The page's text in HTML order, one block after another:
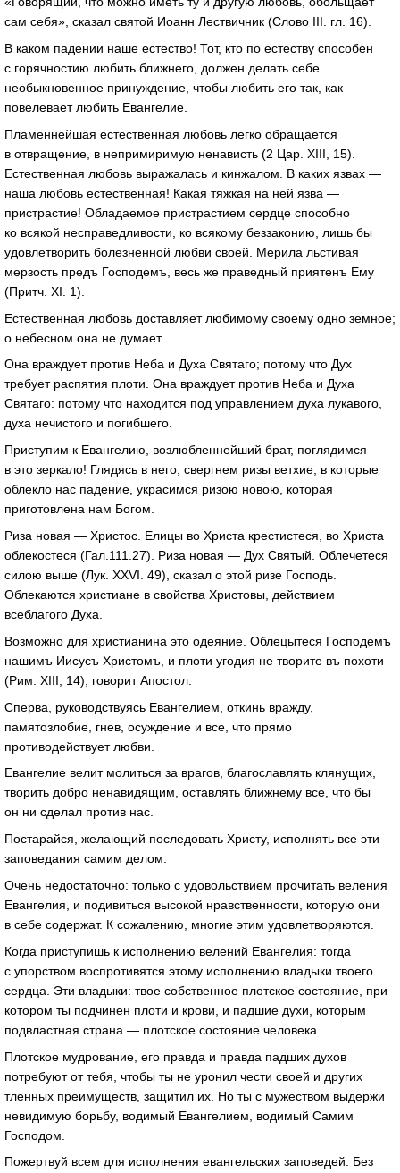
сам себя», сказал святой Иоанн Лествичник (Слово III. гл. 16).
В каком падении наше естество! Тот, кто по естеству способен
с горячностию любить ближнего, должен делать себе
необыкновенное принуждение, чтобы любить его так, как
повелевает любить Евангелие.
Пламеннейшая естественная любовь легко обращается
в отвращение, в непримиримую ненависть (2 Цар. XIII, 15).
Естественная любовь выражалась и кинжалом. В каких язвах —
наша любовь естественная! Какая тяжкая на ней язва —
пристрастие! Обладаемое пристрастием сердце способно
ко всякой несправедливости, ко всякому беззаконию, лишь бы
удовлетворить болезненной любви своей. Мерила льстивая
мерзость предъ Господемъ, весь же праведный приятенъ Ему
(Притч. XI. 1).
Естественная любовь доставляет любимому своему одно земное;
о небесном она не думает.
Она враждует против Неба и Духа Святаго; потому что Дух
требует распятия плоти. Она враждует против Неба и Духа
Святаго: потому что находится под управлением духа лукавого,
духа нечистого и погибшего.
Приступим к Евангелию, возлюбленнейший брат, поглядимся
в это зеркало! Глядясь в него, свергнем ризы ветхие, в которые
облекло нас падение, украсимся ризою новою, которая
приготовлена нам Богом.
Риза новая — Христос. Елицы во Христа крестистеся, во Христа
облекостеся (Гал.111.27). Риза новая — Дух Святый. Облечетеся
силою выше (Лук. XXVI. 49), сказал о этой ризе Господь.
Облекаются христиане в свойства Христовы, действием
всеблагого Духа.
Возможно для христианина это одеяние. Облецытеся Господемъ
нашимъ Иисусъ Христомъ, и плоти угодия не творите въ похоти
(Рим. XIII, 14), говорит Апостол.
Сперва, руководствуясь Евангелием, откинь вражду,
памятозлобие, гнев, осуждение и все, что прямо
противодействует любви.
Евангелие велит молиться за врагов, благославлять клянущих,
творить добро ненавидящим, оставлять ближнему все, что бы
он ни сделал против нас.
Постарайся, желающий последовать Христу, исполнять все эти
заповедания самим делом.
Очень недостаточно: только с удовольствием прочитать веления
Евангелия, и подивиться высокой нравственности, которую они
в себе содержат. К сожалению, многие этим удовлетворяются.
Когда приступишь к исполнению велений Евангелия: тогда
с упорством воспротивятся этому исполнению владыки твоего
сердца. Эти владыки: твое собственное плотское состояние, при
котором ты подчинен плоти и крови, и падшие духи, которым
подвластная страна — плотское состояние человека.
Плотское мудрование, его правда и правда падших духов
потребуют от тебя, чтобы ты не уронил чести своей и других
тленных преимуществ, защитил их. Но ты с мужеством выдержи
невидимую борьбу, водимый Евангелием, водимый Самим
Господом.
Пожертвуй всем для исполнения евангельских заповедей. Без